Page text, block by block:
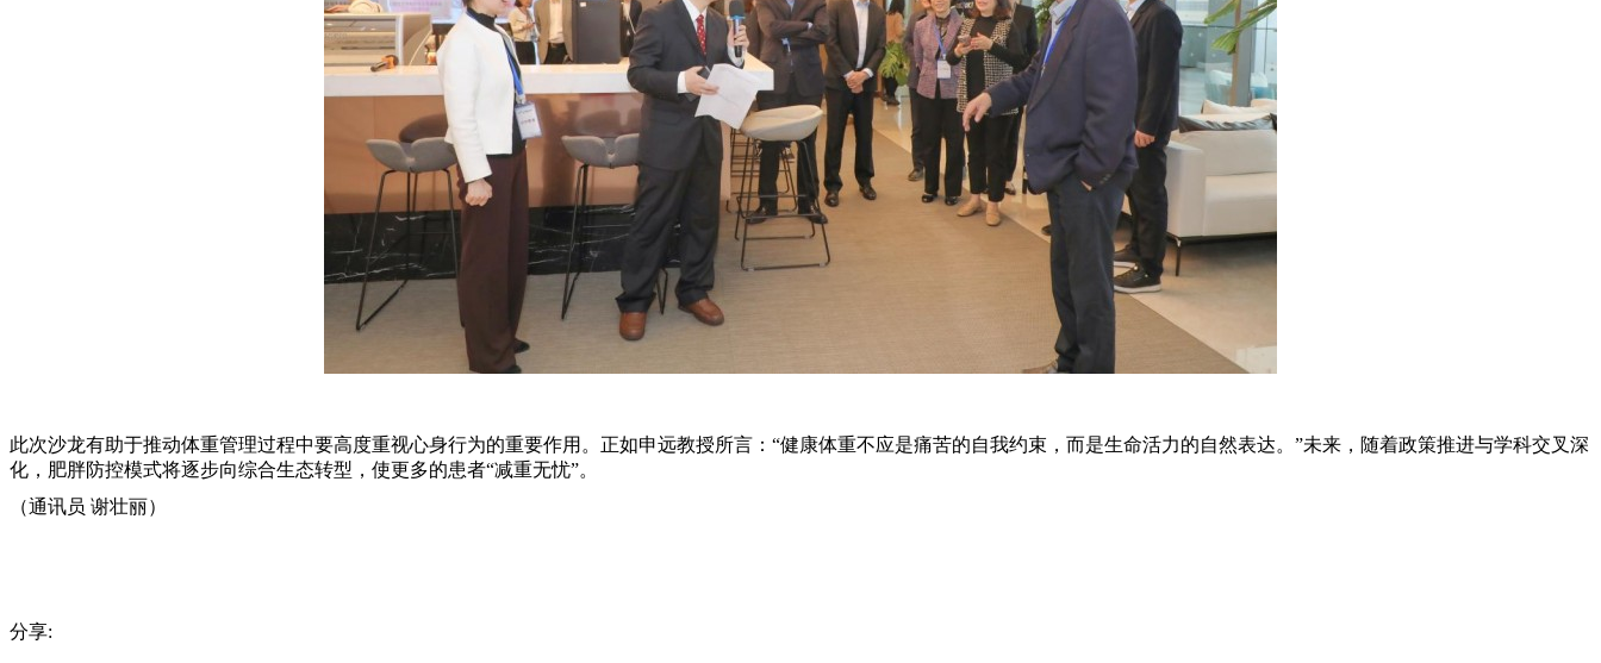
此次沙龙有助于推动体重管理过程中要高度重视心身行为的重要作用。正如申远教授所言：“健康体重不应是痛苦的自我约束，而是生命活力的自然表达。”未来，随着政策推进与学科交叉深
化，肥胖防控模式将逐步向综合生态转型，使更多的患者“减重无忧”。
（通讯员 谢壮丽）
分享: